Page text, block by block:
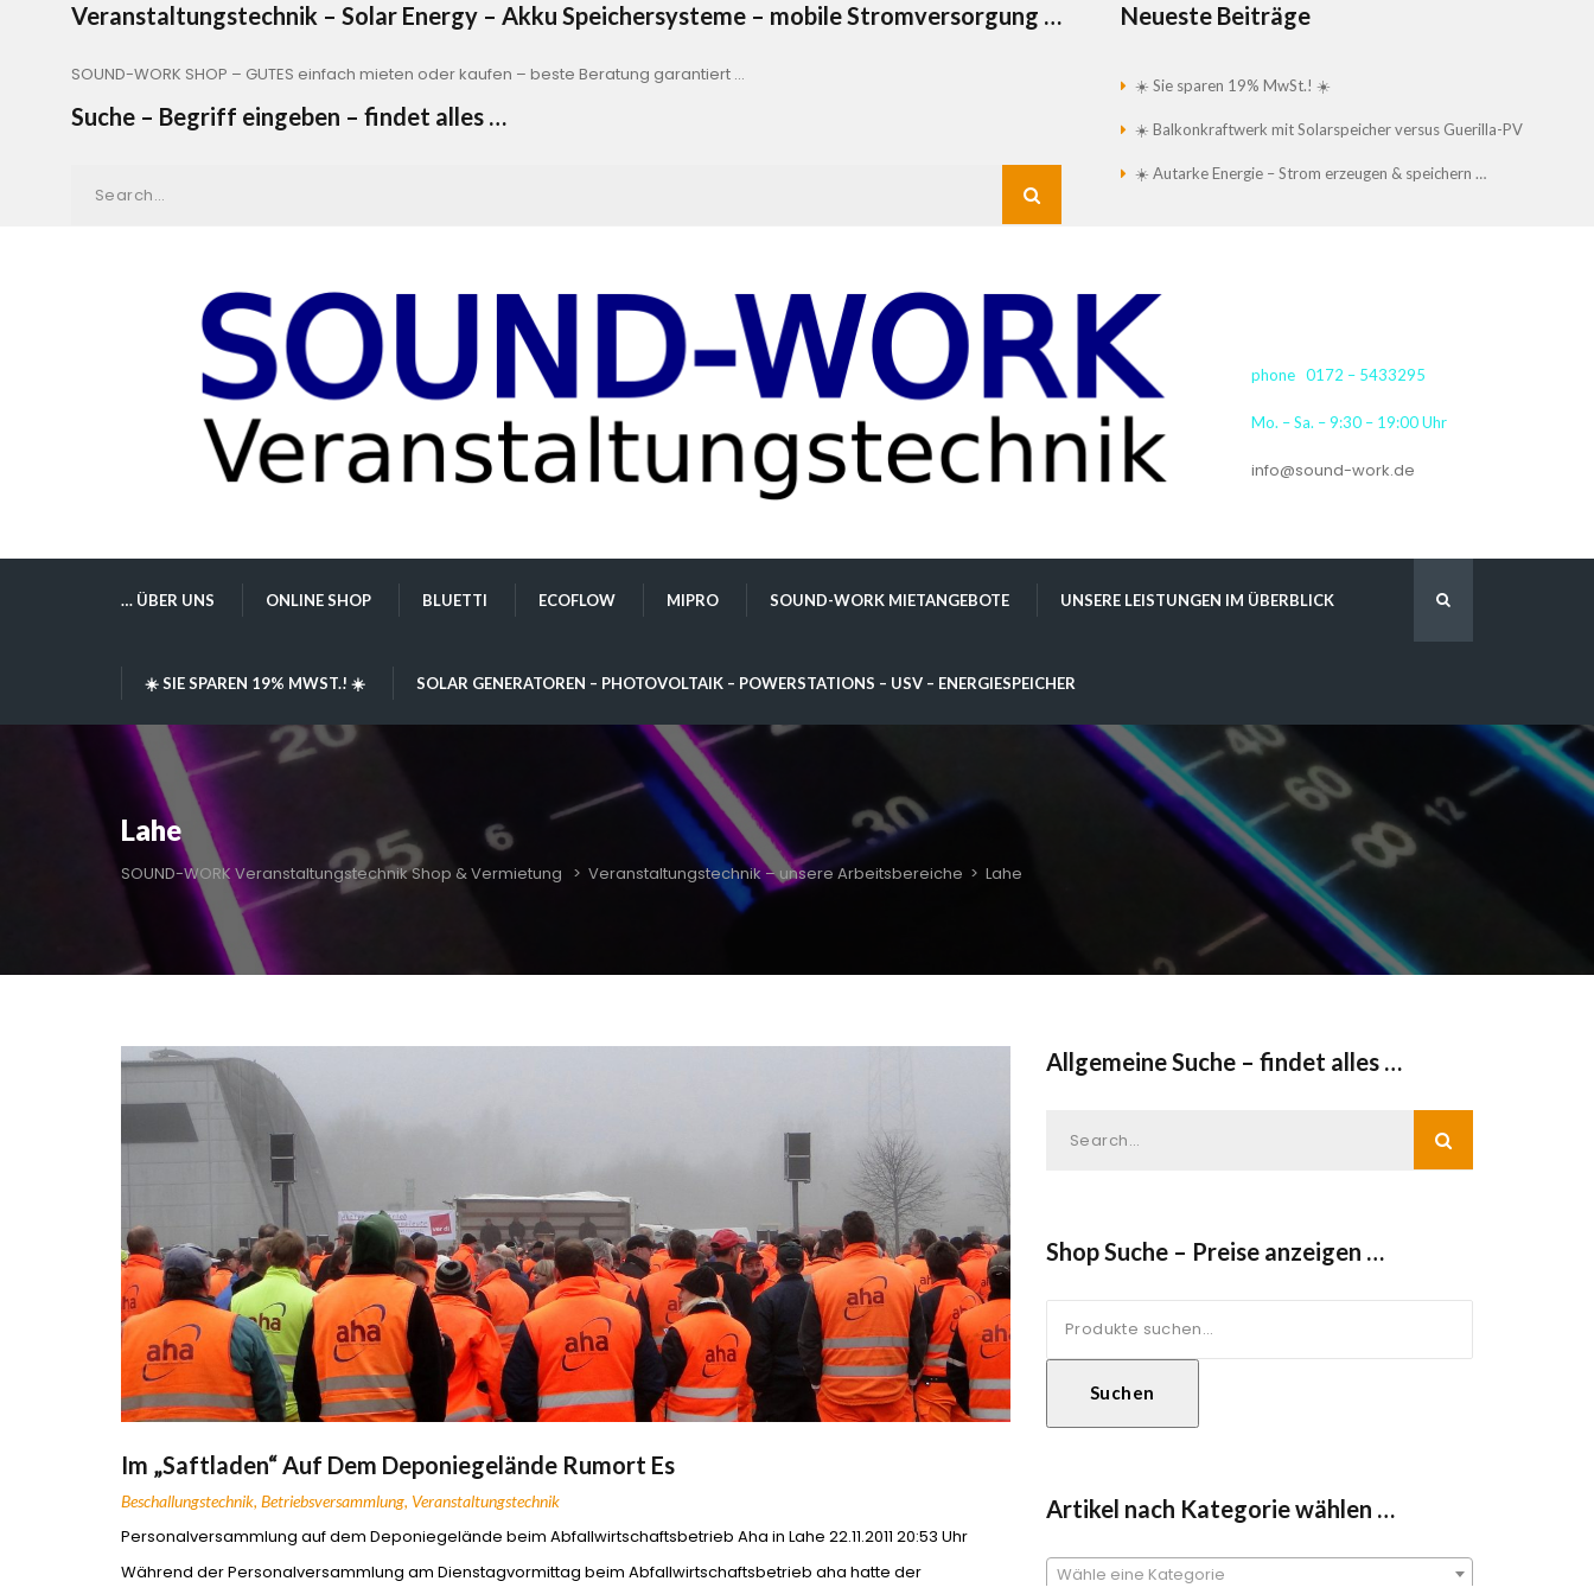
Veranstaltungstechnik – Solar Energy – Akku Speichersysteme – mobile Stromversorgung …
SOUND-WORK SHOP – GUTES einfach mieten oder kaufen – beste Beratung garantiert …
Suche – Begriff eingeben – findet alles …
Neueste Beiträge
☀️ Sie sparen 19% MwSt.! ☀️
☀️ Balkonkraftwerk mit Solarspeicher versus Guerilla-PV
☀️ Autarke Energie – Strom erzeugen & speichern …
phone 0172 – 5433295
Mo. – Sa. – 9:30 – 19:00 Uhr
info@sound-work.de
… ÜBER UNS ONLINE SHOP BLUETTI ECOFLOW MIPRO SOUND-WORK MIETANGEBOTE UNSERE LEISTUNGEN IM ÜBERBLICK
☀️ SIE SPAREN 19% MWST.! ☀️ SOLAR GENERATOREN – PHOTOVOLTAIK – POWERSTATIONS – USV – ENERGIESPEICHER
Lahe
SOUND-WORK Veranstaltungstechnik Shop & Vermietung > Veranstaltungstechnik – unsere Arbeitsbereiche > Lahe
Im „Saftladen“ Auf Dem Deponiegelände Rumort Es
Beschallungstechnik, Betriebsversammlung, Veranstaltungstechnik
Personalversammlung auf dem Deponiegelände beim Abfallwirtschaftsbetrieb Aha in Lahe 22.11.2011 20:53 Uhr
Während der Personalversammlung am Dienstagvormittag beim Abfallwirtschaftsbetrieb aha hatte der
Allgemeine Suche – findet alles …
Shop Suche – Preise anzeigen …
Suche
nach:
Suchen
Artikel nach Kategorie wählen …
Wähle eine Kategorie